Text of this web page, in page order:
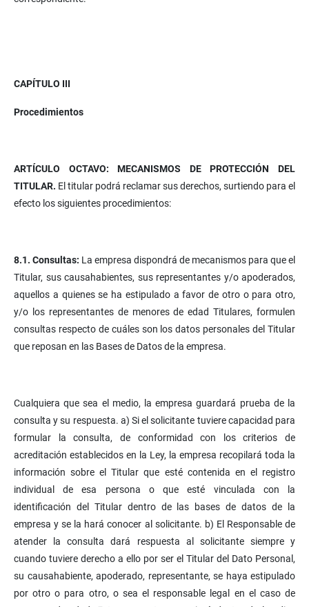
CAPÍTULO III
Procedimientos
ARTÍCULO OCTAVO: MECANISMOS DE PROTECCIÓN DEL
TITULAR. El titular podrá reclamar sus derechos, surtiendo para el
efecto los siguientes procedimientos:
8.1. Consultas: La empresa dispondrá de mecanismos para que el
Titular, sus causahabientes, sus representantes y/o apoderados,
aquellos a quienes se ha estipulado a favor de otro o para otro,
y/o los representantes de menores de edad Titulares, formulen
consultas respecto de cuáles son los datos personales del Titular
que reposan en las Bases de Datos de la empresa.
Cualquiera que sea el medio, la empresa guardará prueba de la
consulta y su respuesta. a) Si el solicitante tuviere capacidad para
formular la consulta, de conformidad con los criterios de
acreditación establecidos en la Ley, la empresa recopilará toda la
información sobre el Titular que esté contenida en el registro
individual de esa persona o que esté vinculada con la
identificación del Titular dentro de las bases de datos de la
empresa y se la hará conocer al solicitante. b) El Responsable de
atender la consulta dará respuesta al solicitante siempre y
cuando tuviere derecho a ello por ser el Titular del Dato Personal,
su causahabiente, apoderado, representante, se haya estipulado
por otro o para otro, o sea el responsable legal en el caso de